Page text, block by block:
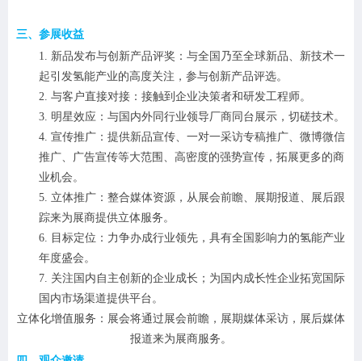
三、 参展收益
1. 新品发布与创新产品评奖：与全国乃至全球新品、新技术一
起引发氢能产业的高度关注，参与创新产品评选。
2. 与客户直接对接：接触到企业决策者和研发工程师。
3. 明星效应：与国内外同行业领导厂商同台展示，切磋技术。
4. 宣传推广：提供新品宣传、一对一采访专稿推广、微博微信
推广、广告宣传等大范围、高密度的强势宣传，拓展更多的商
业机会。
5. 立体推广：整合媒体资源，从展会前瞻、展期报道、展后跟
踪来为展商提供立体服务。
6. 目标定位：力争办成行业领先，具有全国影响力的氢能产业
年度盛会。
7. 关注国内自主创新的企业成长；为国内成长性企业拓宽国际
国内市场渠道提供平台。
立体化增值服务：展会将通过展会前瞻，展期媒体采访，展后媒体
报道来为展商服务。